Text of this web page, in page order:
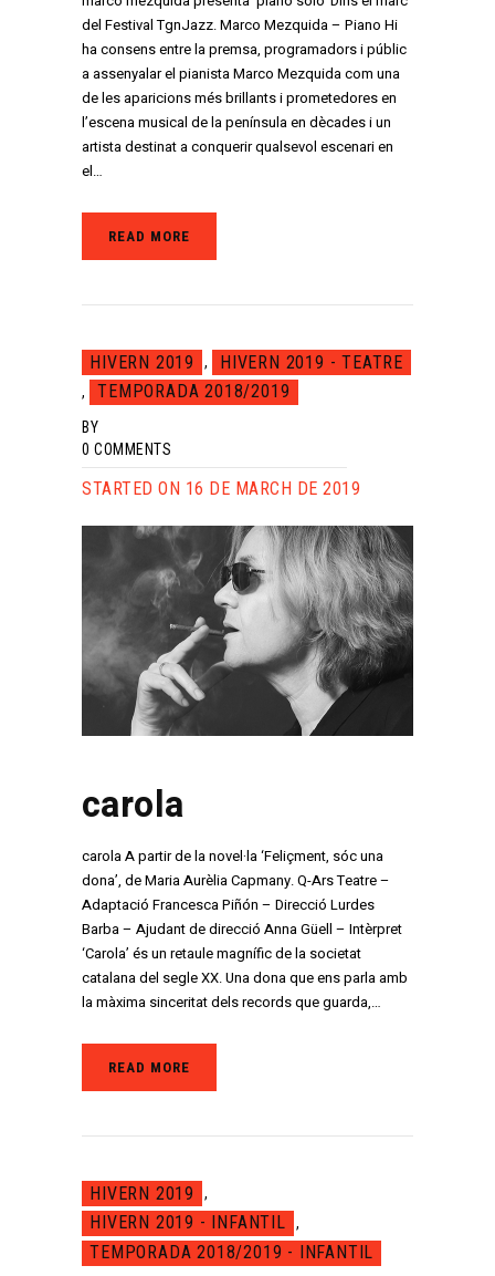
del Festival TgnJazz. Marco Mezquida – Piano Hi
ha consens entre la premsa, programadors i públic
a assenyalar el pianista Marco Mezquida com una
de les aparicions més brillants i prometedores en
l’escena musical de la península en dècades i un
artista destinat a conquerir qualsevol escenari en
el…
READ MORE
HIVERN 2019 , HIVERN 2019 - TEATRE
, TEMPORADA 2018/2019
BY
0 COMMENTS
STARTED ON 16 DE MARCH DE 2019
carola
carola A partir de la novel·la ‘Feliçment, sóc una
dona’, de Maria Aurèlia Capmany. Q-Ars Teatre –
Adaptació Francesca Piñón – Direcció Lurdes
Barba – Ajudant de direcció Anna Güell – Intèrpret
‘Carola’ és un retaule magnífic de la societat
catalana del segle XX. Una dona que ens parla amb
la màxima sinceritat dels records que guarda,…
READ MORE
HIVERN 2019 ,
HIVERN 2019 - INFANTIL ,
TEMPORADA 2018/2019 - INFANTIL